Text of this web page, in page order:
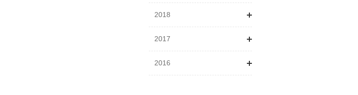
6月
8月
10月
7月
9月
11月
4月
5月
6月
3月
4月
5月
2月
3月
4月
1月
2月
3月
2018
1月
2月
2017
1月
2016